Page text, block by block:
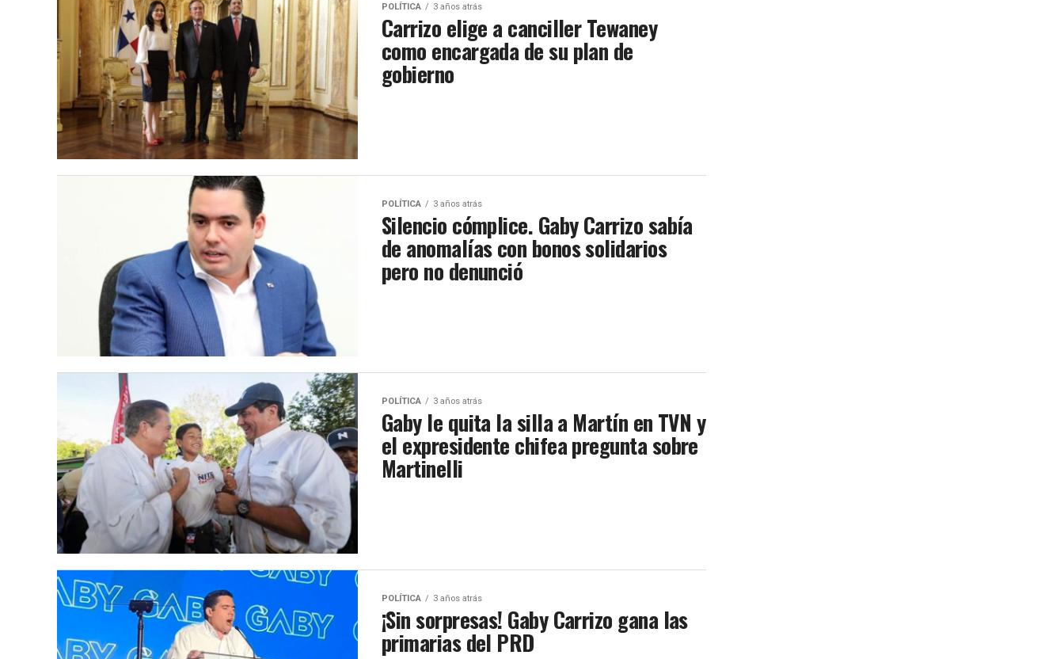
POLÍTICA 3 años atrás
Carrizo elige a canciller Tewaney
como encargada de su plan de
gobierno
POLÍTICA 3 años atrás
Silencio cómplice. Gaby Carrizo sabía
de anomalías con bonos solidarios
pero no denunció
POLÍTICA 3 años atrás
Gaby le quita la silla a Martín en TVN y
el expresidente chifea pregunta sobre
Martinelli
POLÍTICA 3 años atrás
¡Sin sorpresas! Gaby Carrizo gana las
primarias del PRD